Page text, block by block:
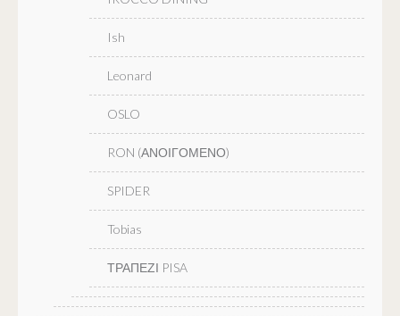
Ish
Leonard
OSLO
RON (ΑΝΟΙΓΟΜΕΝΟ)
SPIDER
Tobias
ΤΡΑΠΕΖΙ PISA